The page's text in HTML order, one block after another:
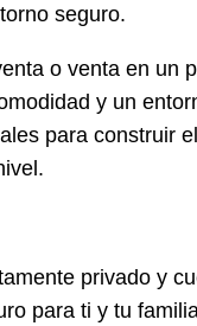
seguro.
o venta en un
y un
para construir
privado y
para ti y tu